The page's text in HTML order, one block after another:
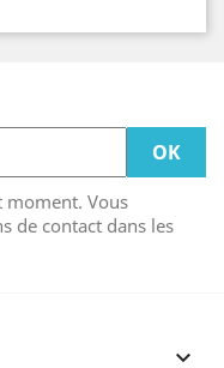
moment. Vous
de contact dans les
